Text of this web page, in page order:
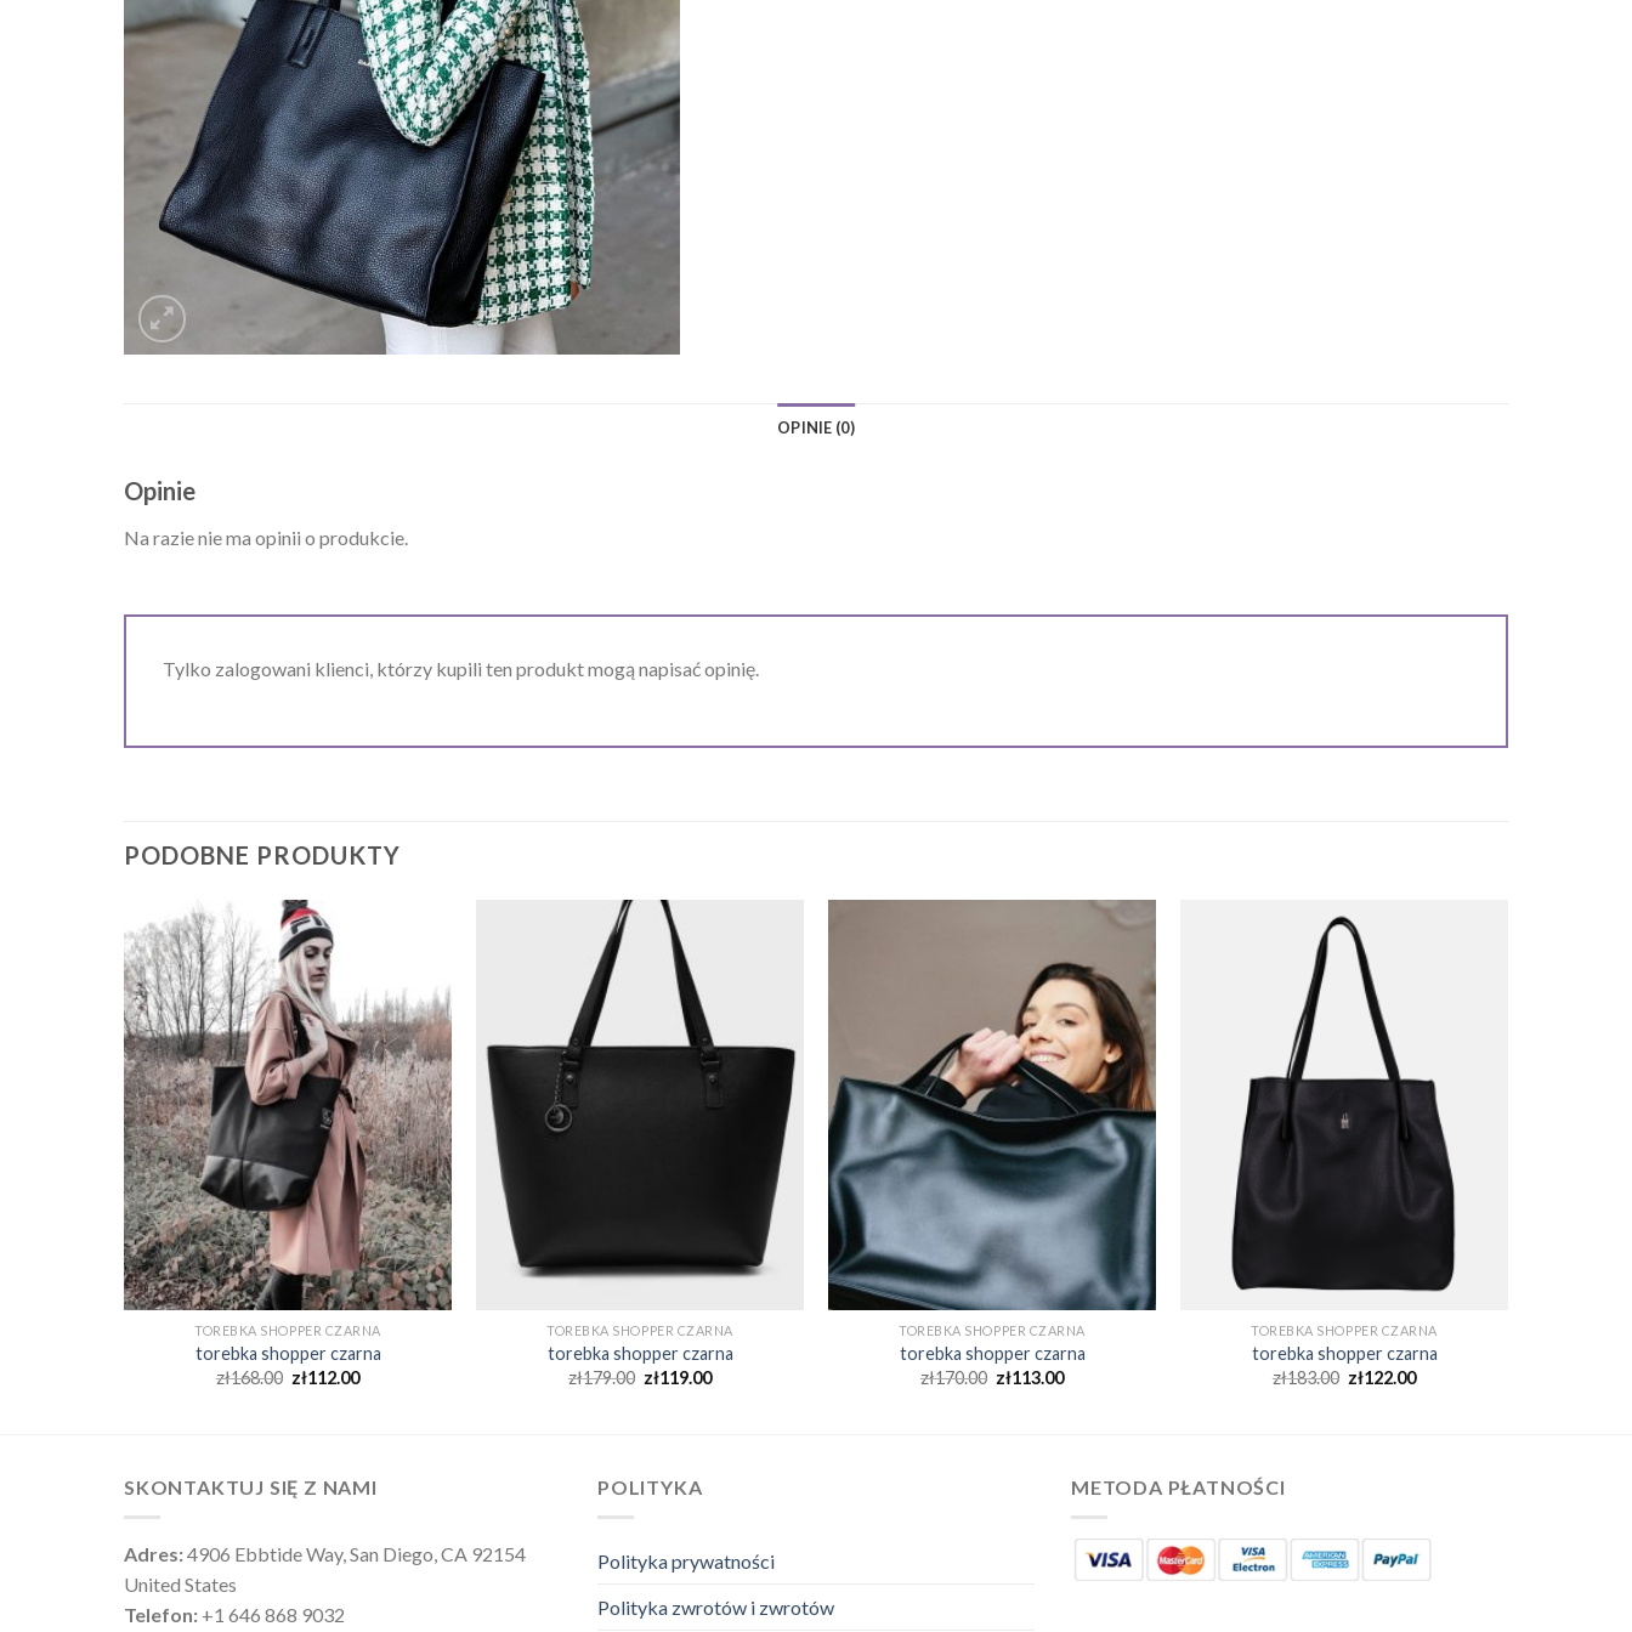
OPINIE (0)
Opinie
Na razie nie ma opinii o produkcie.
Tylko zalogowani klienci, którzy kupili ten produkt mogą napisać opinię.
PODOBNE PRODUKTY
TOREBKA SHOPPER CZARNA
torebka shopper czarna
zł168.00 zł112.00
TOREBKA SHOPPER CZARNA
torebka shopper czarna
zł179.00 zł119.00
TOREBKA SHOPPER CZARNA
torebka shopper czarna
zł170.00 zł113.00
TOREBKA SHOPPER CZARNA
torebka shopper czarna
zł183.00 zł122.00
SKONTAKTUJ SIĘ Z NAMI
Adres:4906 Ebbtide Way, San Diego, CA 92154
United States
Telefon: +1 646 868 9032
POLITYKA
Polityka prywatności
Polityka zwrotów i zwrotów
METODA PŁATNOŚCI